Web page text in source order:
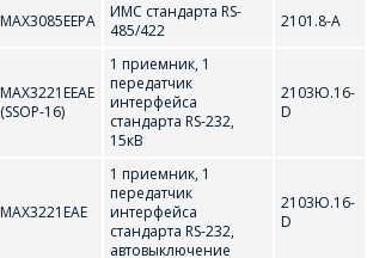
MAX3085EEPA
ИМС стандарта RS-
485/422
2101.8-A
MAX3221EEAE
(SSOP-16)
1 приемник, 1
передатчик
интерфейса
стандарта RS-232,
15кВ
2103Ю.16-
D
MAX3221EAE
1 приемник, 1
передатчик
интерфейса
стандарта RS-232,
автовыключение
2103Ю.16-
D
Продажи физическим
осуществляются в ТД
"ИНТЕГРАЛ", тел.+375
(17) 350-94-32
интересующее Вас
изделие, и
сотрудники компании
свяжутся с Вами по
СОТРУДНИКИ
КОМПАНИИ С
РАДОСТЬЮ
ОТВЕТЯТ НА
ВОПРОСЫ